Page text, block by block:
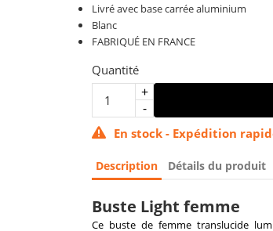
Livré avec base carrée aluminium
Blanc
FABRIQUÉ EN FRANCE
Quantité
En stock - Expédition
Description Détails du produit
Buste Light femme
Ce buste de femme translucide